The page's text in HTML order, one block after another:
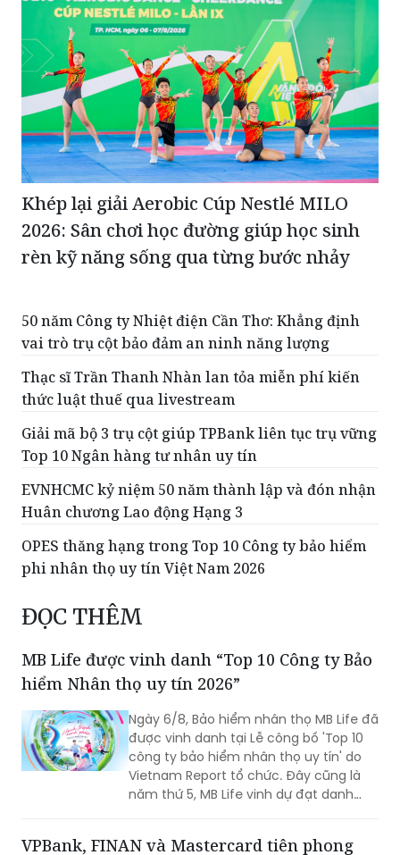
Khép lại giải Aerobic Cúp Nestlé MILO
2026: Sân chơi học đường giúp học sinh
rèn kỹ năng sống qua từng bước nhảy
50 năm Công ty Nhiệt điện Cần Thơ: Khẳng định
vai trò trụ cột bảo đảm an ninh năng lượng
Thạc sĩ Trần Thanh Nhàn lan tỏa miễn phí kiến
thức luật thuế qua livestream
Giải mã bộ 3 trụ cột giúp TPBank liên tục trụ vững
Top 10 Ngân hàng tư nhân uy tín
EVNHCMC kỷ niệm 50 năm thành lập và đón nhận
Huân chương Lao động Hạng 3
OPES thăng hạng trong Top 10 Công ty bảo hiểm
phi nhân thọ uy tín Việt Nam 2026
ĐỌC THÊM
MB Life được vinh danh “Top 10 Công ty Bảo
hiểm Nhân thọ uy tín 2026”
Ngày 6/8, Bảo hiểm nhân thọ MB Life đã
được vinh danh tại Lễ công bố 'Top 10
công ty bảo hiểm nhân thọ uy tín' do
Vietnam Report tổ chức. Đây cũng là
năm thứ 5, MB Life vinh dự đạt danh
chỉ đặt sự tín nhiệm lên hàng đầu suốt
VPBank, FINAN và Mastercard tiên phong